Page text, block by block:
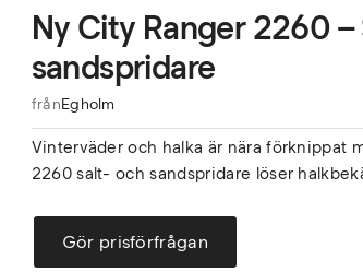
Ny City Ranger 2260 –
sandspridare
frånEgholm
Vinterväder och halka är nära förknippat
2260 salt- och sandspridare löser
Gör prisförfrågan